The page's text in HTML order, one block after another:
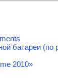
батареи (по
2010»